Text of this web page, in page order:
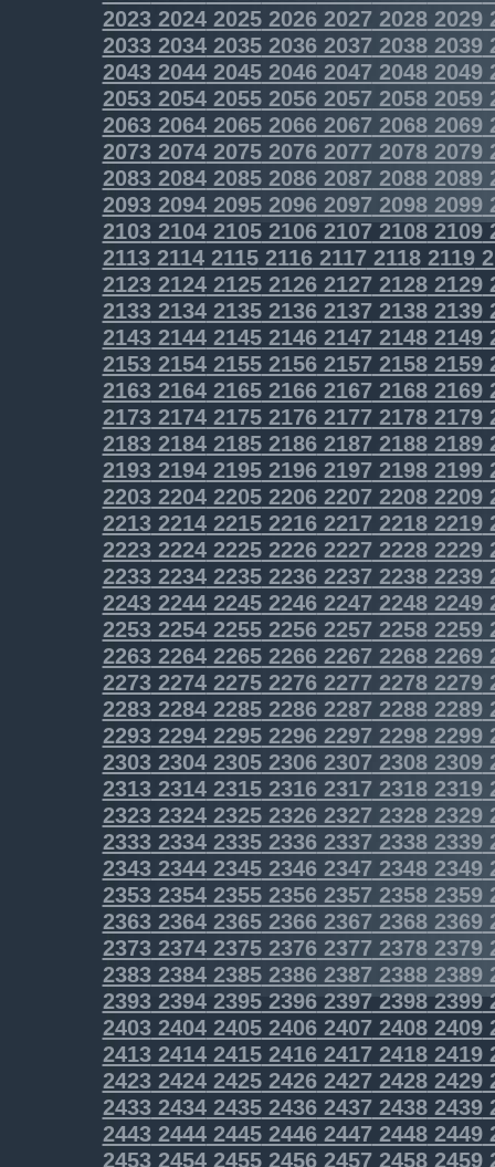
2023202420252026202720282029
20332034203520362037 20382039
20432044204520462047 20482049
20532054205520562057 20582059
20632064206520662067 20682069
20732074207520762077 20782079
20832084208520862087 20882089
20932094209520962097 20982099
2103210421052106210721082109
2113211421152116211721182119
2123212421252126212721282129
2133213421352136213721382139
2143214421452146214721482149
2153215421552156215721582159
2163216421652166216721682169
2173217421752176217721782179
2183218421852186218721882189
2193219421952196219721982199
2203220422052206220722082209
2213221422152216221722182219
2223222422252226222722282229
2233223422352236223722382239
2243224422452246224722482249
2253225422552256225722582259
22632264226522662267 22682269
2273227422752276227722782279
22832284228522862287 22882289
22932294229522962297 22982299
23032304230523062307 23082309
2313231423152316231723182319
23232324232523262327 23282329
23332334233523362337 23382339
23432344234523462347 23482349
23532354235523562357 23582359
23632364236523662367 23682369
23732374237523762377 23782379
23832384238523862387 23882389
2393239423952396239723982399
2403240424052406240724082409
2413241424152416241724182419
2423242424252426242724282429
2433243424352436243724382439
2443244424452446244724482449
2453245424552456245724582459